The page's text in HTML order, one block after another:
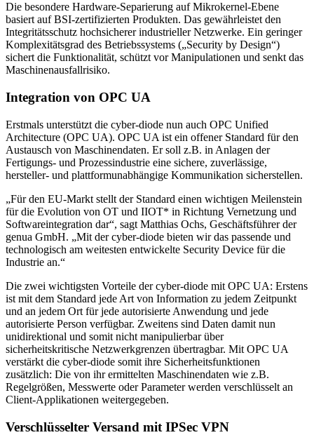
Die besondere Hardware-Separierung auf Mikrokernel-Ebene
basiert auf BSI-zertifizierten Produkten. Das gewährleistet den
Integritätsschutz hochsicherer industrieller Netzwerke. Ein geringer
Komplexitätsgrad des Betriebssystems („Security by Design“)
sichert die Funktionalität, schützt vor Manipulationen und senkt das
Maschinenausfallrisiko.
Integration von OPC UA
Erstmals unterstützt die cyber-diode nun auch OPC Unified
Architecture (OPC UA). OPC UA ist ein offener Standard für den
Austausch von Maschinendaten. Er soll z.B. in Anlagen der
Fertigungs- und Prozessindustrie eine sichere, zuverlässige,
hersteller- und plattformunabhängige Kommunikation sicherstellen.
„Für den EU-Markt stellt der Standard einen wichtigen Meilenstein
für die Evolution von OT und IIOT* in Richtung Vernetzung und
Softwareintegration dar“, sagt Matthias Ochs, Geschäftsführer der
genua GmbH. „Mit der cyber-diode bieten wir das passende und
technologisch am weitesten entwickelte Security Device für die
Industrie an.“
Die zwei wichtigsten Vorteile der cyber-diode mit OPC UA: Erstens
ist mit dem Standard jede Art von Information zu jedem Zeitpunkt
und an jedem Ort für jede autorisierte Anwendung und jede
autorisierte Person verfügbar. Zweitens sind Daten damit nun
unidirektional und somit nicht manipulierbar über
sicherheitskritische Netzwerkgrenzen übertragbar. Mit OPC UA
verstärkt die cyber-diode somit ihre Sicherheitsfunktionen
zusätzlich: Die von ihr ermittelten Maschinendaten wie z.B.
Regelgrößen, Messwerte oder Parameter werden verschlüsselt an
Client-Applikationen weitergegeben.
Verschlüsselter Versand mit IPSec VPN